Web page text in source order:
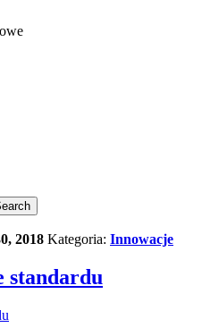
2018 Kategoria: Innowacje
standardu